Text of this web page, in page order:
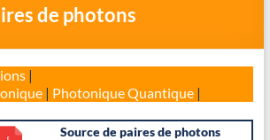
de photons
|
| Photonique Quantique|
Source de paires de photons